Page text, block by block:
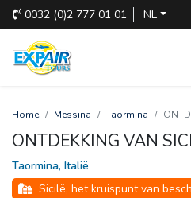
0032 (0)2 777 01 01 NL
Home Messina Taormina
ONTDEKKING VAN
Taormina, Italië
Sicilë, het kruispunt van